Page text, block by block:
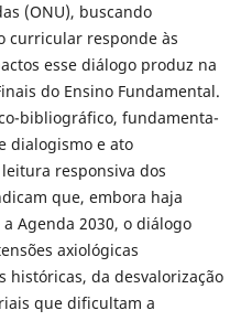
(ONU), buscando
curricular responde às
esse diálogo produz na
do Ensino Fundamental.
bibliográfico, fundamenta-
dialogismo e ato
responsiva dos
que, embora haja
Agenda 2030, o diálogo
axiológicas
históricas, da desvalorização
que dificultam a